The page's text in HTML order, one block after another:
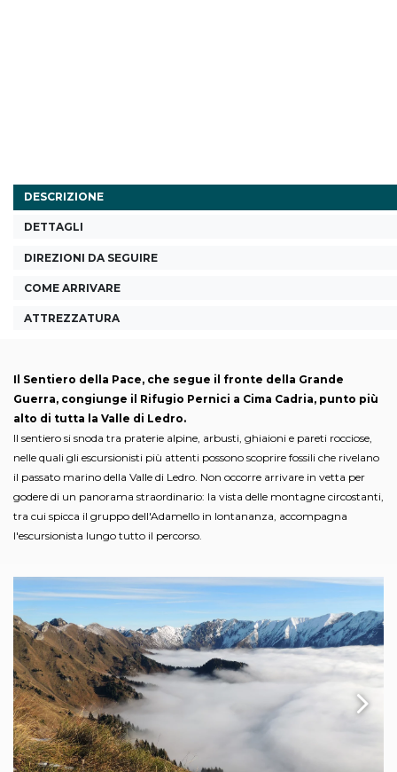
DESCRIZIONE
DETTAGLI
DIREZIONI DA SEGUIRE
COME ARRIVARE
ATTREZZATURA
Il Sentiero della Pace, che segue il fronte della Grande
Guerra, congiunge il Rifugio Pernici a Cima Cadria, punto più
alto di tutta la Valle di Ledro.
Il sentiero si snoda tra praterie alpine, arbusti, ghiaioni e pareti rocciose,
nelle quali gli escursionisti più attenti possono scoprire fossili che rivelano
il passato marino della Valle di Ledro. Non occorre arrivare in vetta per
godere di un panorama straordinario: la vista delle montagne circostanti,
tra cui spicca il gruppo dell'Adamello in lontananza, accompagna
l'escursionista lungo tutto il percorso.